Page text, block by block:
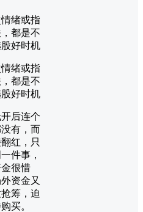
后连个
有，而
红，只
件事，
很惜
资金又
筹，迫
买。